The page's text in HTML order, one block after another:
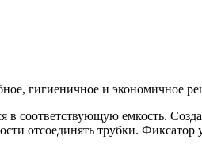
гигиеничное и экономичное
соответствующую емкость.
отсоединять трубки. Фиксатор